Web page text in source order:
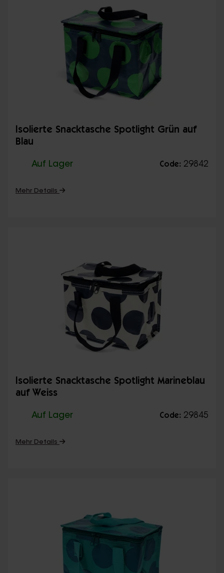
Isolierte Snacktasche Spotlight Grün auf
Blau
Auf Lager Code: 29842
Mehr Details
Isolierte Snacktasche Spotlight Marineblau
auf Weiss
Auf Lager Code: 29845
Mehr Details